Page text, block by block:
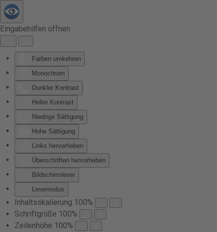
Eingabehilfen öffnen
Farben umkehren
Monochrom
Dunkler Kontrast
Heller Kontrast
Niedrige Sättigung
Hohe Sättigung
Links hervorheben
Überschriften hervorheben
Bildschirmleser
Lesemodus
Inhaltsskalierung 100%
Schriftgröße 100%
Zeilenhöhe 100%
Zum Hauptinhalt springen